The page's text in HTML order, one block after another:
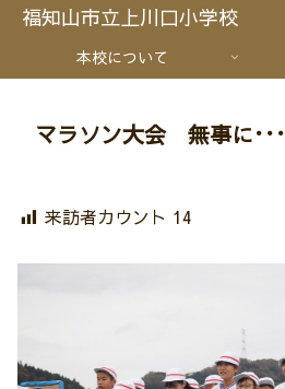
福知山市立上川口小学校
本校について
マラソン大会 無事に･･･
来訪者カウント 14